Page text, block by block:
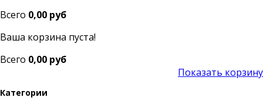
Всего 0,00 руб
Ваша корзина пуста!
Всего 0,00 руб
Показать корзину
Категории